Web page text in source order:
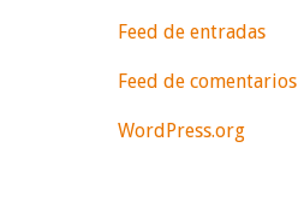
Feed de entradas
Feed de comentarios
WordPress.org